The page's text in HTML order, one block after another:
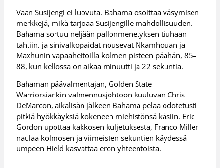
Vaan Susijengi ei luovuta. Bahama osoittaa väsymisen
merkkejä, mikä tarjoaa Susijengille mahdollisuuden.
Bahama sortuu neljään pallonmenetyksen tiuhaan
tahtiin, ja sinivalkopaidat nousevat Nkamhouan ja
Maxhunin vapaaheitoilla kolmen pisteen päähän, 85–
88, kun kellossa on aikaa minuutti ja 22 sekuntia.
Bahaman päävalmentajan, Golden State
Warriorsiankin valmennusjohtoon kuuluvan Chris
DeMarcon, aikalisän jälkeen Bahama pelaa odotetusti
pitkiä hyökkäyksiä kokeneen miehistönsä käsiin. Eric
Gordon upottaa kakkosen kuljetuksesta, Franco Miller
naulaa kolmosen ja viimeisten sekuntien käydessä
umpeen Hield kasvattaa eron yhteentoista.